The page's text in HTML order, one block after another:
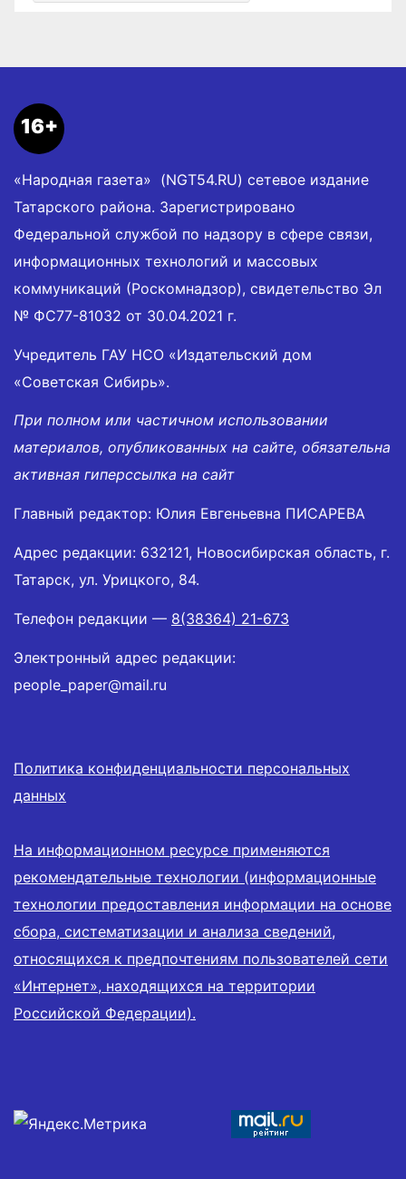
16+
«Народная газета» (NGT54.RU) сетевое издание
Татарского района. Зарегистрировано
Федеральной службой по надзору в сфере связи,
информационных технологий и массовых
коммуникаций (Роскомнадзор), свидетельство Эл
№ ФС77-81032 от 30.04.2021 г.
Учредитель ГАУ НСО «Издательский дом
«Советская Сибирь».
При полном или частичном использовании
материалов, опубликованных на сайте, обязательна
активная гиперссылка на сайт
Главный редактор: Юлия Евгеньевна ПИСАРЕВА
Адрес редакции: 632121, Новосибирская область, г.
Татарск, ул. Урицкого, 84.
Телефон редакции — 8(38364) 21-673
Электронный адрес редакции:
people_paper@mail.ru
Политика конфиденциальности персональных
данных
На информационном ресурсе применяются
рекомендательные технологии (информационные
технологии предоставления информации на основе
сбора, систематизации и анализа сведений,
относящихся к предпочтениям пользователей сети
«Интернет», находящихся на территории
Российской Федерации).